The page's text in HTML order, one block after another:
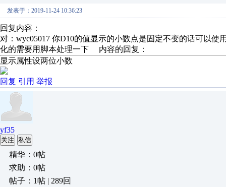
发表于：2019-11-24 10:36:23
回复内容：
对：wyc05017 你D10的值显示的小数点是固定不变的话可以
化的需要用脚本处理一下 内容的回复：
显示属性设两位小数
回复 引用 举报
yf35
关注 私信
精华：0帖
求助：0帖
帖子：1帖 | 289回